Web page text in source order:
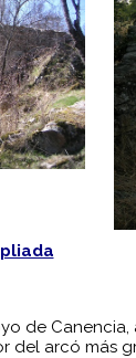
de
del arcó más